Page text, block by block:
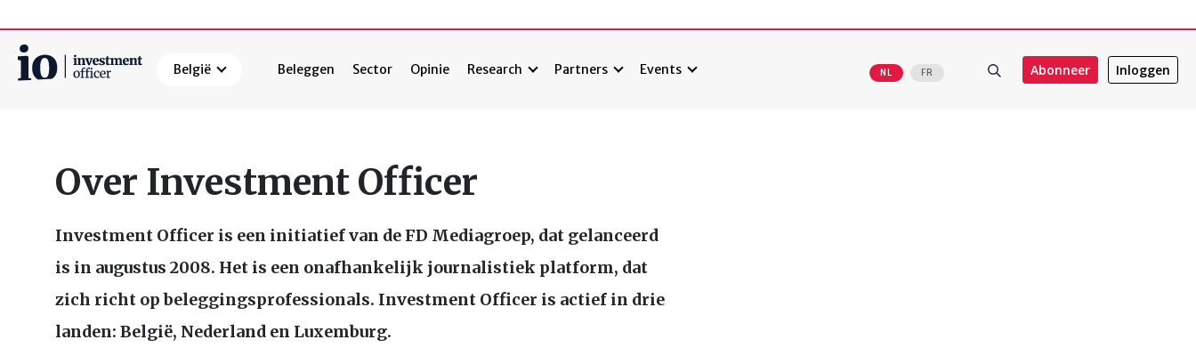
België Beleggen Sector Opinie Research Partners Events NL FR Abonneer Inloggen
Over Investment Officer
Investment Officer is een initiatief van de FD Mediagroep, dat gelanceerd
is in augustus 2008. Het is een onafhankelijk journalistiek platform, dat
zich richt op beleggingsprofessionals. Investment Officer is actief in drie
landen: België, Nederland en Luxemburg.